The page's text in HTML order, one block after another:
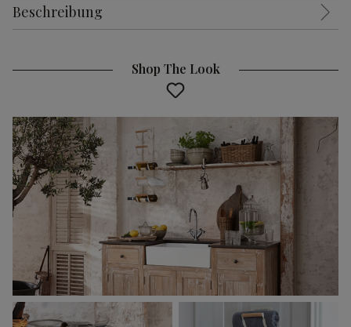
Beschreibung
Shop The Look